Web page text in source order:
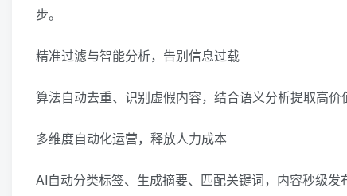
步。
精准过滤与智能分析，告别信息过载
算法自动去重、识别虚假内容，结合语义分析提取高
多维度自动化运营，释放人力成本
AI自动分类标签、生成摘要、匹配关键词，内容秒级